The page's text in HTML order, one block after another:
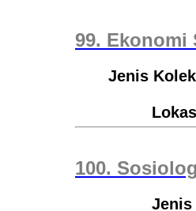
99. Ekonomi
Jenis
100.